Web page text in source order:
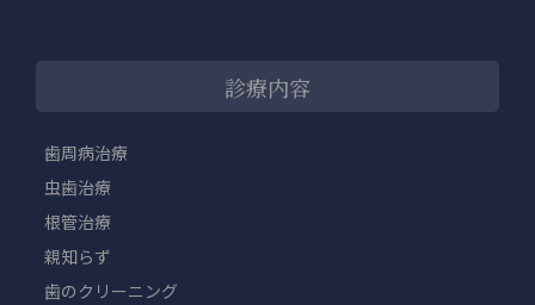
診療内容
歯周病治療
虫歯治療
根管治療
親知らず
歯のクリーニング